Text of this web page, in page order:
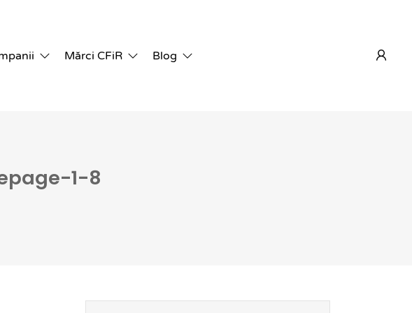
Mărci CFiR Blog
1-8